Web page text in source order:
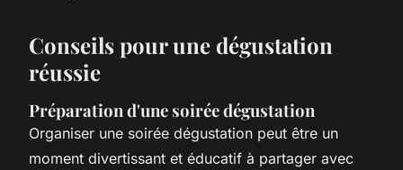
Conseils pour une dégustation
réussie
Préparation d'une soirée dégustation
Organiser une soirée dégustation peut être un
moment divertissant et éducatif à partager avec